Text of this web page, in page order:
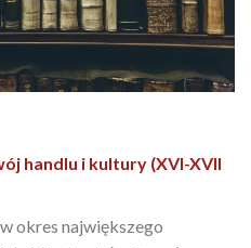
handlu i kultury (XVI-XVII
okres największego